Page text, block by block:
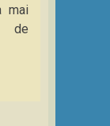
mai
de